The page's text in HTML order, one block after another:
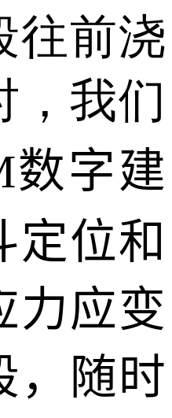
往前浇
，我们
数字建
定位和
力应变
，随时